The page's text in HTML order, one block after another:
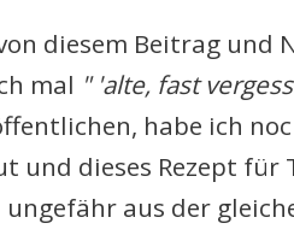
diesem Beitrag und
mal " 'alte, fast
habe ich
und dieses Rezept
ungefähr aus der